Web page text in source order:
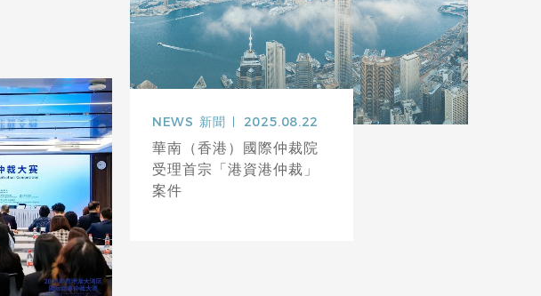
NEWS 新聞 2025.08.22
華南（香港）國際仲裁院
受理首宗「港資港仲裁」
案件